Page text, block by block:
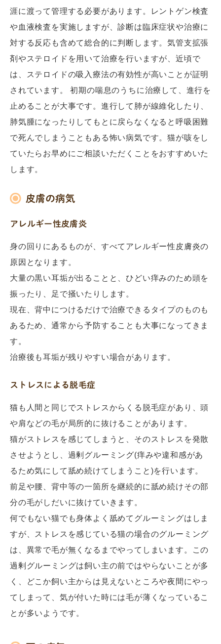
涯に渡って管理する必要があります。レントゲン検査
や血液検査を実施しますが、診断は臨床症状や治療に
対する反応も含めて総合的に判断します。気管支拡張
剤やステロイドを用いて治療を行いますが、近頃で
は、ステロイドの吸入療法の有効性が高いことが証明
されています。 初期の喘息のうちに治療して、進行を
止めることが大事です。進行して肺が線維化したり、
肺気腫になったりしてもとに戻らなくなると呼吸困難
で死んでしまうこともある怖い病気です。猫が咳をし
ていたらお早めにご相談いただくことをおすすめいた
します。
皮膚の病気
アレルギー性皮膚炎
身の回りにあるものが、すべてアレルギー性皮膚炎の
原因となります。
大量の黒い耳垢が出ることと、ひどい痒みのため頭を
振ったり、足で掻いたりします。
現在、背中につけるだけで治療できるタイプのものも
あるため、通常から予防することも大事になってきま
す。
治療後も耳垢が残りやすい場合があります。
ストレスによる脱毛症
猫も人間と同じでストレスからくる脱毛症があり、頭
や肩などの毛が局所的に抜けることがあります。
猫がストレスを感じてしまうと、そのストレスを発散
させようとし、過剰グルーミング(痒みや違和感があ
るため気にして舐め続けてしまうこと)を行います。
前足や腰、背中等の一箇所を継続的に舐め続けその部
分の毛がしだいに抜けていきます。
何でもない猫でも身体よく舐めてグルーミングはしま
すが、ストレスを感じている猫の場合のグルーミング
は、異常で毛が無くなるまでやってしまいます。この
過剰グルーミングは飼い主の前ではやらないことが多
く、どこか飼い主からは見えないところや夜間にやっ
てしまって、気が付いた時には毛が薄くなっているこ
とが多いようです。